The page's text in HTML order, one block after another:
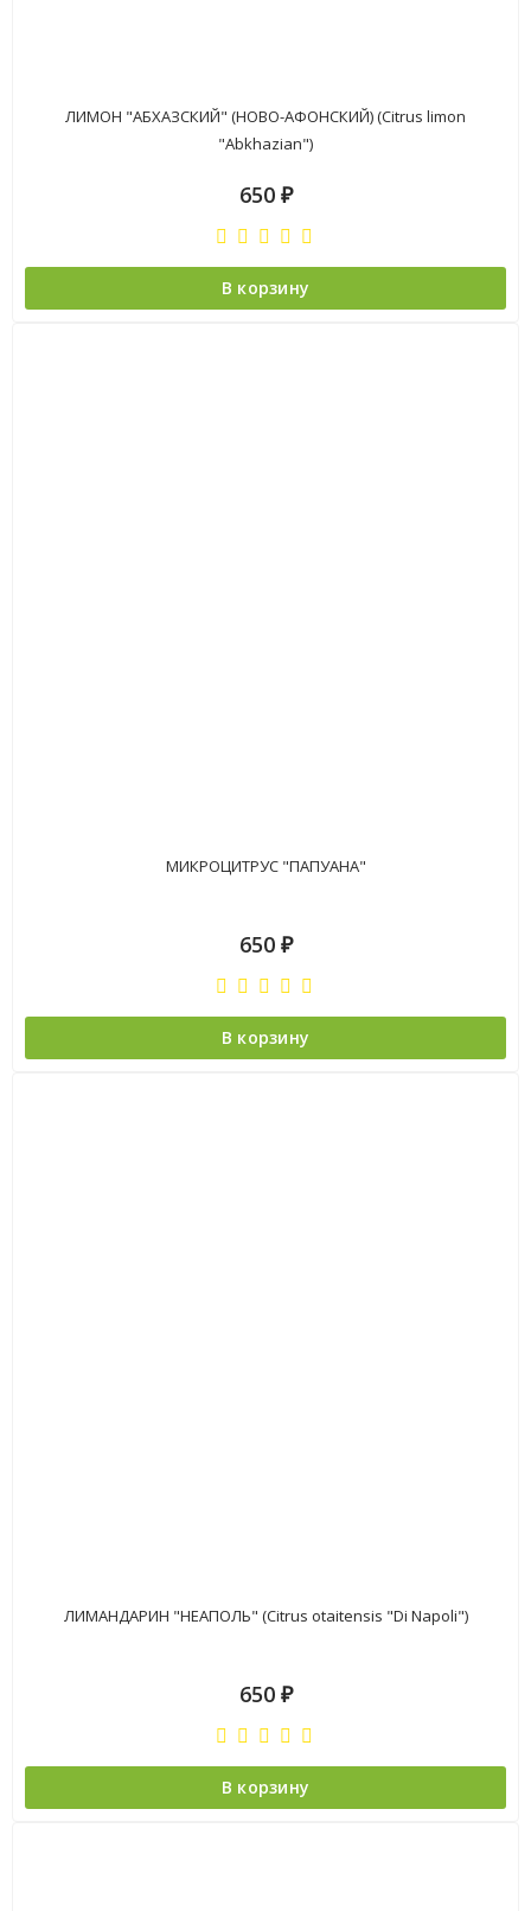
ЛИМОН "АБХАЗСКИЙ" (НОВО-АФОНСКИЙ) (Citrus limon
"Abkhazian")
650 ₽
В корзину
МИКРОЦИТРУС "ПАПУАНА"
650 ₽
В корзину
ЛИМАНДАРИН "НЕАПОЛЬ" (Citrus otaitensis "Di Napoli")
650 ₽
В корзину